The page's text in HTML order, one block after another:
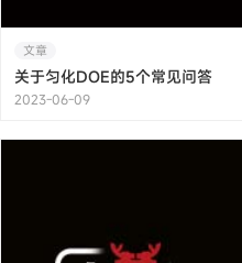
文章
关于匀化DOE的5个常见问答
2023-06-09